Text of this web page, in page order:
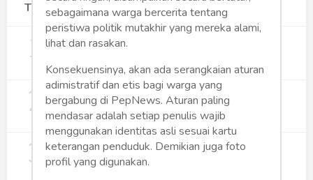
Terpopuler
1 Gerakan Sehat Berbasis Pesantren:
Pengabdian Masyarakat Prodi Spesialis
Keperawatan Medikal Bedah UNIMUS di
Pondok Pesantren Putra UNIMUS
Semarang
349
2 MBG dan Perannya dalam Perluasan
Lapangan Kerja
271
3 Digitalisasi Koperasi Merah Putih Buka
Peluang Ekonomi Baru di Desa
sebagaimana warga bercerita tentang
peristiwa politik mutakhir yang mereka alami,
lihat dan rasakan.
Konsekuensinya, akan ada serangkaian aturan
adimistratif dan etis bagi warga yang
bergabung di PepNews. Aturan paling
mendasar adalah setiap penulis wajib
menggunakan identitas asli sesuai kartu
keterangan penduduk. Demikian juga foto
profil yang digunakan.